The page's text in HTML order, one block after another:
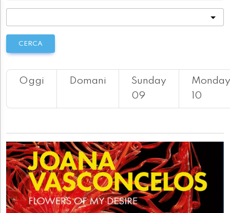
CERCA
Oggi Domani
Sunday
09
Monday
10